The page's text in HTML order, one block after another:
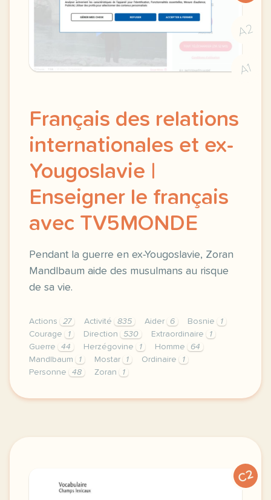
A2
A1
Français des relations
internationales et ex-
Yougoslavie |
Enseigner le français
avec TV5MONDE
Pendant la guerre en ex-Yougoslavie, Zoran
Mandlbaum aide des musulmans au risque
de sa vie.
Actions 27 Activité 835 Aider 6 Bosnie
1
Courage
1 Direction 530 Extraordinaire
1
Guerre
44 Herzégovine 1 Homme
64
Mandlbaum
1 Mostar 1 Ordinaire
1
Personne
48 Zoran 1
didomi host didomi components button cursor
C2